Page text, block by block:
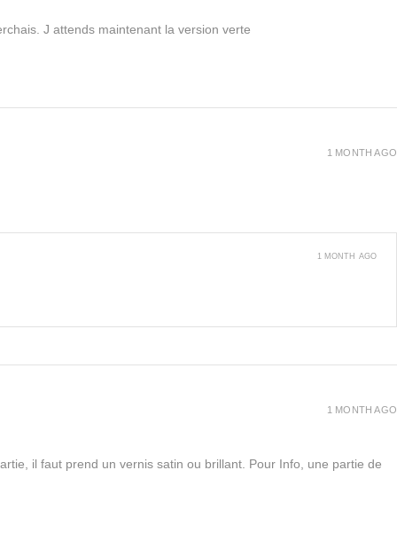
J attends maintenant la version verte
1 MONTH AGO
1 MONTH AGO
il faut prend un vernis satin ou brillant. Pour Info, une partie de
1 MONTH AGO